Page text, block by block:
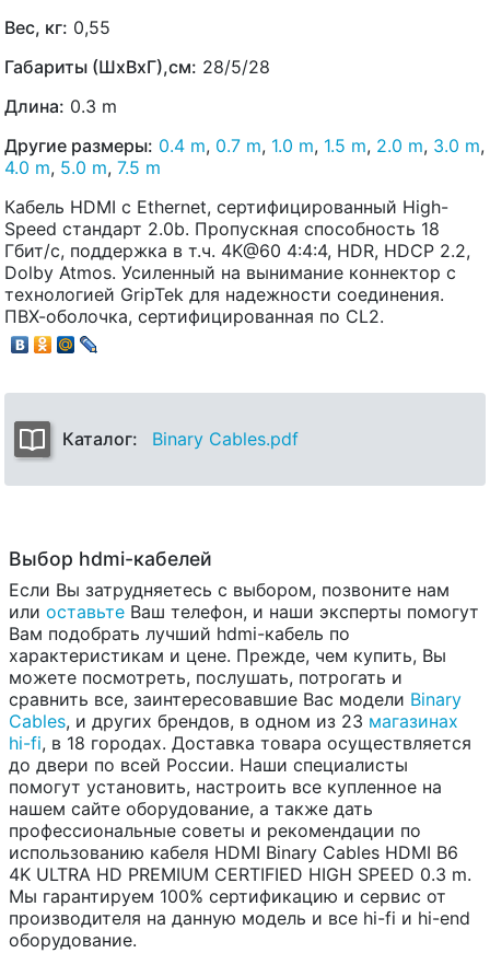
Вес, кг: 0,55
Габариты (ШхВхГ),см: 28/5/28
Длина: 0.3 m
Другие размеры: 0.4 m, 0.7 m, 1.0 m, 1.5 m, 2.0 m, 3.0 m,
4.0 m, 5.0 m, 7.5 m
Кабель HDMI с Ethernet, сертифицированный High-
Speed стандарт 2.0b. Пропускная способность 18
Гбит/с, поддержка в т.ч. 4K@60 4:4:4, HDR, HDCP 2.2,
Dolby Atmos. Усиленный на вынимание коннектор с
технологией GripTek для надежности соединения.
ПВХ-оболочка, сертифицированная по CL2.
Каталог: Binary Cables.pdf
Выбор hdmi-кабелей
Если Вы затрудняетесь с выбором, позвоните нам
или оставьте Ваш телефон, и наши эксперты помогут
Вам подобрать лучший hdmi-кабель по
характеристикам и цене. Прежде, чем купить, Вы
можете посмотреть, послушать, потрогать и
сравнить все, заинтересовавшие Вас модели Binary
Cables, и других брендов, в одном из 23 магазинах
hi-fi, в 18 городах. Доставка товара осуществляется
до двери по всей России. Наши специалисты
помогут установить, настроить все купленное на
нашем сайте оборудование, а также дать
профессиональные советы и рекомендации по
использованию кабеля HDMI Binary Cables HDMI B6
4K ULTRA HD PREMIUM CERTIFIED HIGH SPEED 0.3 m.
Мы гарантируем 100% сертификацию и сервис от
производителя на данную модель и все hi-fi и hi-end
оборудование.